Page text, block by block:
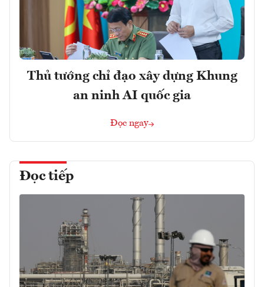
Thủ tướng chỉ đạo xây dựng Khung
an ninh AI quốc gia
Đọc ngay
Đọc tiếp